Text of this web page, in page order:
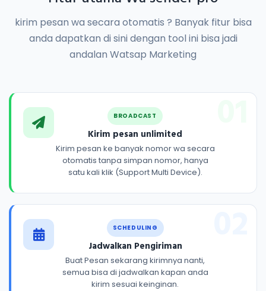
kirim pesan wa secara otomatis ? Banyak fitur bisa
anda dapatkan di sini dengan tool ini bisa jadi
andalan Watsap Marketing
BROADCAST
Kirim pesan unlimited
Kirim pesan ke banyak nomor wa secara
otomatis tanpa simpan nomor, hanya
satu kali klik (Support Multi Device).
SCHEDULING
Jadwalkan Pengiriman
Buat Pesan sekarang kirimnya nanti,
semua bisa di jadwalkan kapan anda
kirim sesuai keinginan.